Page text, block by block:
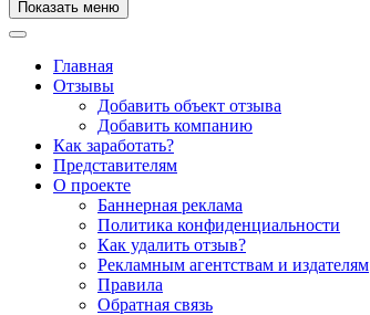
Показать меню
Главная
Отзывы
Добавить объект отзыва
Добавить компанию
Как заработать?
Представителям
О проекте
Баннерная реклама
Политика конфиденциальности
Как удалить отзыв?
Рекламным агентствам и издателям
Правила
Обратная связь